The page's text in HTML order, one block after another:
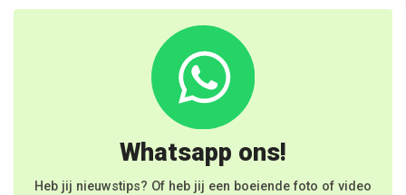
Whatsapp ons!
Heb jij nieuwstips? Of heb jij een boeiende foto of video